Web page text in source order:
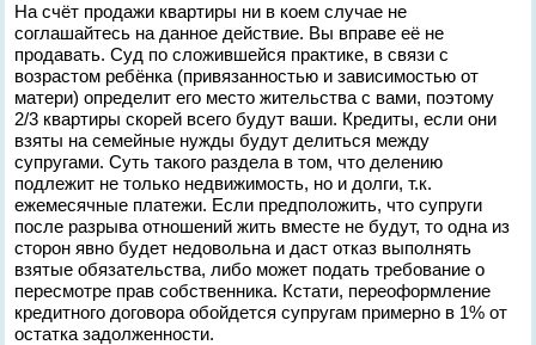
На счёт продажи квартиры ни в коем случае не
соглашайтесь на данное действие. Вы вправе её не
продавать. Суд по сложившейся практике, в связи с
возрастом ребёнка (привязанностью и зависимостью от
матери) определит его место жительства с вами, поэтому
2/3 квартиры скорей всего будут ваши. Кредиты, если они
взяты на семейные нужды будут делиться между
супругами. Суть такого раздела в том, что делению
подлежит не только недвижимость, но и долги, т.к.
ежемесячные платежи. Если предположить, что супруги
после разрыва отношений жить вместе не будут, то одна из
сторон явно будет недовольна и даст отказ выполнять
взятые обязательства, либо может подать требование о
пересмотре прав собственника. Кстати, переоформление
кредитного договора обойдется супругам примерно в 1% от
остатка задолженности.